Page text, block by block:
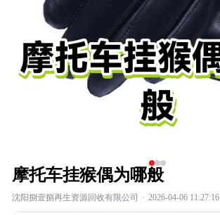
摩托车挂猴偶为哪般
沈阳捌壹捌再生资源回收有限公司 · 2026-04-06 11:27:16